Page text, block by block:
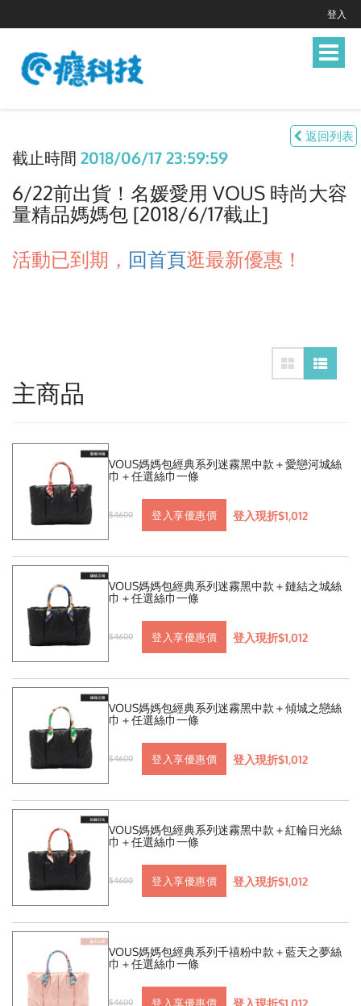
登入
Toggle
返回列表
截止時間 2018/06/17 23:59:59
6/22前出貨！名媛愛用 VOUS 時尚大容
量精品媽媽包 [2018/6/17截止]
活動已到期， 回首頁逛最新優惠！
主商品
VOUS媽媽包經典系列迷霧黑中款＋愛戀河城絲
巾＋任選絲巾一條
$4600 登入享優惠價 登入現折$1,012
VOUS媽媽包經典系列迷霧黑中款＋鏈結之城絲
巾＋任選絲巾一條
$4600 登入享優惠價 登入現折$1,012
VOUS媽媽包經典系列迷霧黑中款＋傾城之戀絲
巾＋任選絲巾一條
$4600 登入享優惠價 登入現折$1,012
VOUS媽媽包經典系列迷霧黑中款＋紅輪日光絲
巾＋任選絲巾一條
$4600 登入享優惠價 登入現折$1,012
VOUS媽媽包經典系列千禧粉中款＋藍天之夢絲
巾＋任選絲巾一條
$4600 登入享優惠價 登入現折$1,012